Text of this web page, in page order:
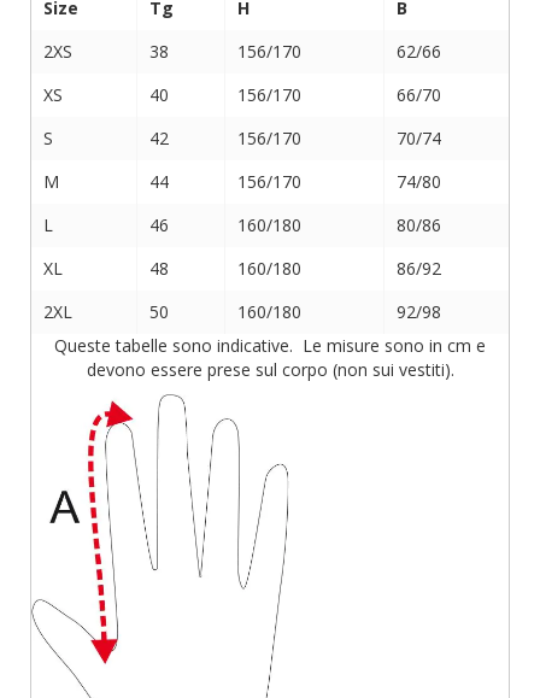
Size Tg H
B
2XS
38 156/170
62/66
XS
40 156/170
66/70
S
42 156/170
70/74
M
44 156/170
74/80
L
46 160/180
80/86
XL
48 160/180
86/92
2XL
50 160/180
92/98
Queste tabelle sono indicative. Le misure sono in cm e
devono essere prese sul corpo (non sui vestiti).